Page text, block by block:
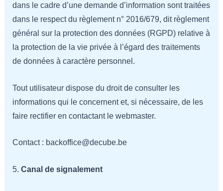
dans le cadre d’une demande d’information sont traitées
dans le respect du règlement n° 2016/679, dit règlement
général sur la protection des données (RGPD) relative à
la protection de la vie privée à l’égard des traitements
de données à caractère personnel.
Tout utilisateur dispose du droit de consulter les
informations qui le concernent et, si nécessaire, de les
faire rectifier en contactant le webmaster.
Contact : backoffice@decube.be
5. Canal de signalement